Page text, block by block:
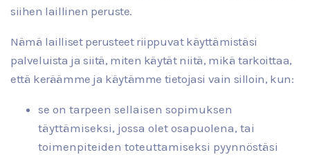
siihen laillinen peruste.
Nämä lailliset perusteet riippuvat käyttämistäsi
palveluista ja siitä, miten käytät niitä, mikä tarkoittaa,
että keräämme ja käytämme tietojasi vain silloin, kun:
se on tarpeen sellaisen sopimuksen
täyttämiseksi, jossa olet osapuolena, tai
toimenpiteiden toteuttamiseksi pyynnöstäsi